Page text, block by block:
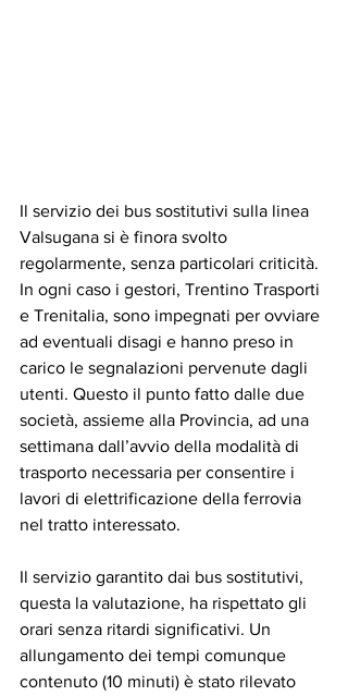
Il servizio dei bus sostitutivi sulla linea
Valsugana si è finora svolto
regolarmente, senza particolari criticità.
In ogni caso i gestori, Trentino Trasporti
e Trenitalia, sono impegnati per ovviare
ad eventuali disagi e hanno preso in
carico le segnalazioni pervenute dagli
utenti. Questo il punto fatto dalle due
società, assieme alla Provincia, ad una
settimana dall’avvio della modalità di
trasporto necessaria per consentire i
lavori di elettrificazione della ferrovia
nel tratto interessato.
Il servizio garantito dai bus sostitutivi,
questa la valutazione, ha rispettato gli
orari senza ritardi significativi. Un
allungamento dei tempi comunque
contenuto (10 minuti) è stato rilevato